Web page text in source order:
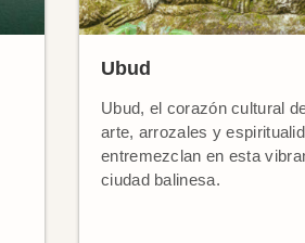
Ubud
Ubud, el corazón cultural
arte, arrozales y
entremezclan en esta
ciudad balinesa.